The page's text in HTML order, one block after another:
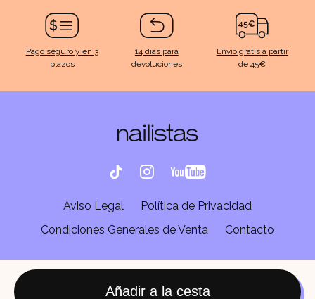
Añadir a la cesta
Pago seguro y en 3
plazos
14 días para
devoluciones
Envío gratis a partir
de 45€
Aviso Legal
Política de Privacidad
Condiciones Generales de Venta
Contacto